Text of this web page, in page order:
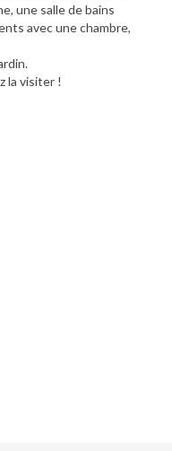
une salle de bains
avec une chambre,
la visiter !